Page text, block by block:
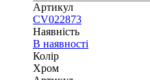
Артикул
CV022873
Наявність
В наявності
Колір
Хром